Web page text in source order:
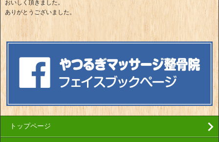
おいしく頂きました。
ありがとうございました。
トップページ